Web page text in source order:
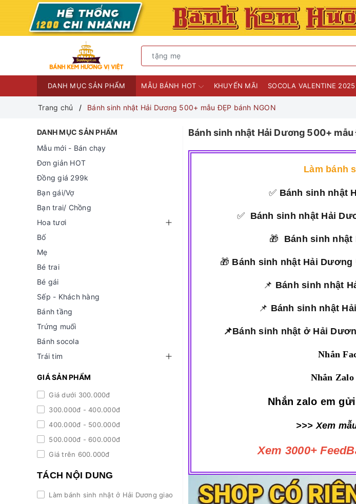
DANH MỤC SẢN PHẨM MẪU BÁNH HOT KHUYẾN MÃI SOCOLA VALENTINE 2025
Trang chủ Bánh sinh nhật Hải Dương 500+ mẫu ĐẸP bánh NGON
DANH MỤC SẢN PHẨM
Mẫu mới - Bán chạy
Đơn giản HOT
Đồng giá 299k
Bạn gái/Vợ
Bạn trai/ Chồng
Hoa tươi
Bố
Mẹ
Bé trai
Bé gái
Sếp - Khách hàng
Bánh tầng
Trứng muối
Bánh socola
Trái tim
GIÁ SẢN PHẨM
Giá dưới 300.000đ
300.000đ - 400.000đ
400.000đ - 500.000đ
500.000đ - 600.000đ
Giá trên 600.000đ
TÁCH NỘI DUNG
Làm bánh sinh nhật ở Hải Dương giao
Bánh sinh nhật Hải Dương 500+ mẫu
Làm bánh
✅ Bánh sinh nhật
✅ Bánh sinh nhật Hải
🎁 Bánh sinh
🎁 Bánh sinh nhật Hải Dương
📌 Bánh sinh nhật
📌 Bánh sinh nhật
📌Bánh sinh nhật ở Hải
Nhắn
Nhắn
Nhắn zalo em
>>> Xem
Xem 3000+